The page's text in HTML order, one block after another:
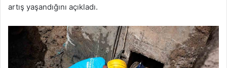
artış yaşandığını açıkladı.